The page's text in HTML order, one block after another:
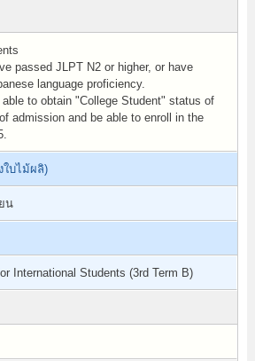
passed JLPT N2 or higher, or have
language proficiency.
to obtain "College Student" status of
admission and be able to enroll in the
ใบไม้ผลิ)
น
International Students (3rd Term B)